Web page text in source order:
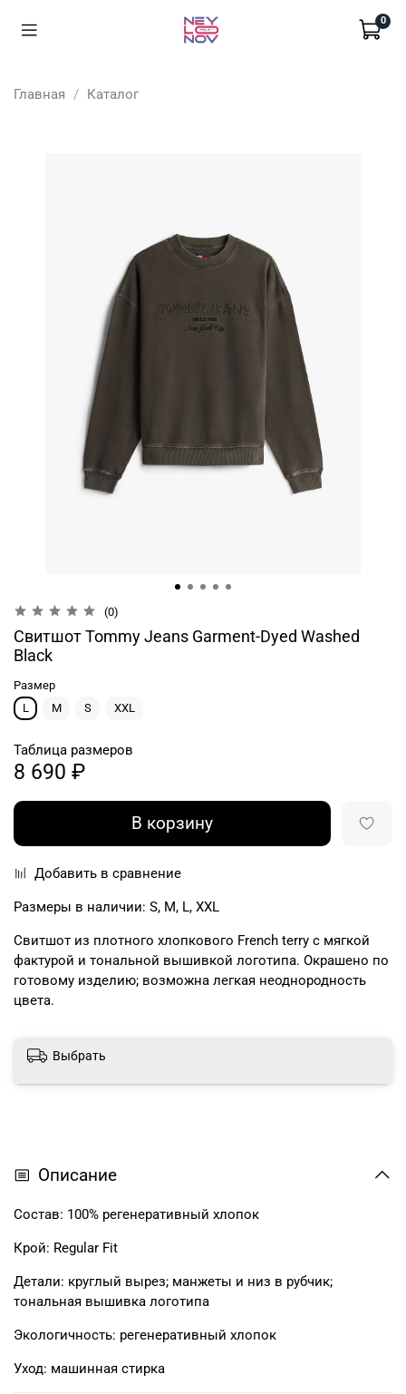
0
Главная Каталог
(0)
Свитшот Tommy Jeans Garment-Dyed Washed
Black
Размер
L
M S XXL
Таблица размеров
8 690 ₽
В корзину
Добавить в сравнение
Размеры в наличии: S, M, L, XXL
Свитшот из плотного хлопкового French terry с мягкой
фактурой и тональной вышивкой логотипа. Окрашено по
готовому изделию; возможна легкая неоднородность
цвета.
Выбрать
Описание
Состав: 100% регенеративный хлопок
Крой: Regular Fit
Детали: круглый вырез; манжеты и низ в рубчик;
тональная вышивка логотипа
Экологичность: регенеративный хлопок
Уход: машинная стирка